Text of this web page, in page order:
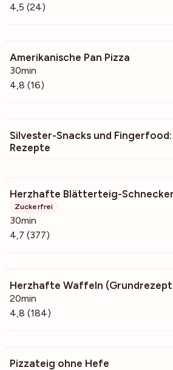
4,5 (24)
Amerikanische Pan Pizza
30min
4,8 (16)
Silvester-Snacks und
Rezepte
Herzhafte Blätterteig-
Zuckerfrei
30min
4,7 (377)
Herzhafte Waffeln
20min
4,8 (184)
Pizzateig ohne Hefe